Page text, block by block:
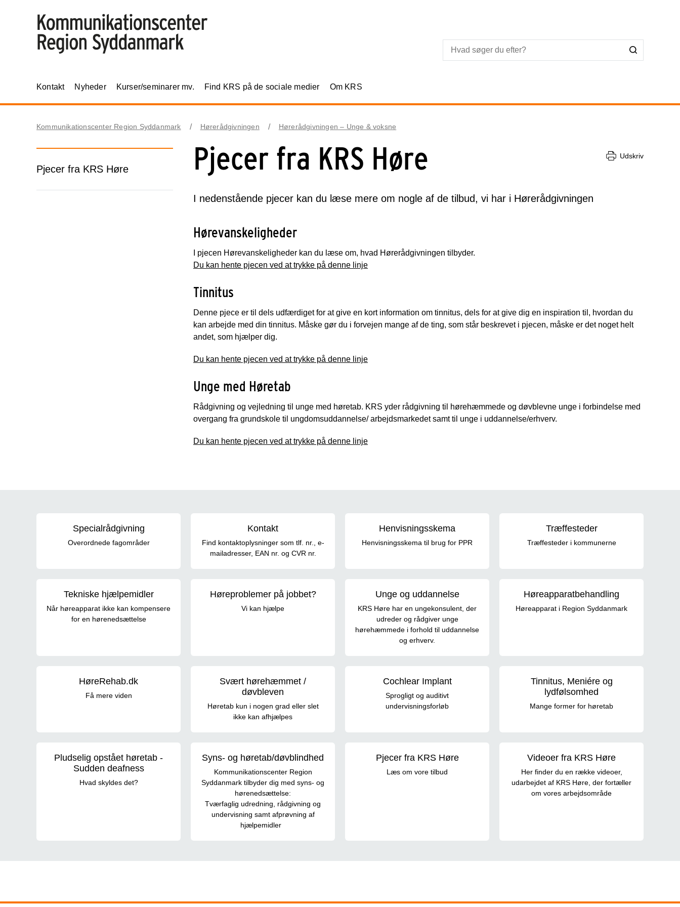
Kontakt Nyheder Kurser/seminarer mv. Find KRS på de sociale medier Om KRS
Kommunikationscenter Region Syddanmark Hørerådgivningen Hørerådgivningen – Unge & voksne
Pjecer fra KRS Høre Pjecer fra KRS Høre Udskriv
I nedenstående pjecer kan du læse mere om nogle af de tilbud, vi har i Hørerådgivningen
Hørevanskeligheder
I pjecen Hørevanskeligheder kan du læse om, hvad Hørerådgivningen tilbyder.
Du kan hente pjecen ved at trykke på denne linje
Tinnitus
Denne pjece er til dels udfærdiget for at give en kort information om tinnitus, dels for at give dig en inspiration til, hvordan du
kan arbejde med din tinnitus. Måske gør du i forvejen mange af de ting, som står beskrevet i pjecen, måske er det noget helt
andet, som hjælper dig.
Du kan hente pjecen ved at trykke på denne linje
Unge med Høretab
Rådgivning og vejledning til unge med høretab. KRS yder rådgivning til hørehæmmede og døvblevne unge i forbindelse med
overgang fra grundskole til ungdomsuddannelse/ arbejdsmarkedet samt til unge i uddannelse/erhverv.
Du kan hente pjecen ved at trykke på denne linje
Specialrådgivning
Overordnede fagområder
Kontakt
Find kontaktoplysninger som tlf. nr., e-
mailadresser, EAN nr. og CVR nr.
Henvisningsskema
Henvisningsskema til brug for PPR
Træffesteder
Træffesteder i kommunerne
Tekniske hjælpemidler
Når høreapparat ikke kan kompensere
for en hørenedsættelse
Høreproblemer på jobbet?
Vi kan hjælpe
Unge og uddannelse
KRS Høre har en ungekonsulent, der
udreder og rådgiver unge
hørehæmmede i forhold til uddannelse
og erhverv.
Høreapparatbehandling
Høreapparat i Region Syddanmark
HøreRehab.dk
Få mere viden
Svært hørehæmmet /
døvbleven
Høretab kun i nogen grad eller slet
ikke kan afhjælpes
Cochlear Implant
Sprogligt og auditivt
undervisningsforløb
Tinnitus, Meniére og
lydfølsomhed
Mange former for høretab
Pludselig opstået høretab -
Sudden deafness
Hvad skyldes det?
Syns- og høretab/døvblindhed
Kommunikationscenter Region
Syddanmark tilbyder dig med syns- og
hørenedsættelse:
Tværfaglig udredning, rådgivning og
undervisning samt afprøvning af
hjælpemidler
Pjecer fra KRS Høre
Læs om vore tilbud
Videoer fra KRS Høre
Her finder du en række videoer,
udarbejdet af KRS Høre, der fortæller
om vores arbejdsområde